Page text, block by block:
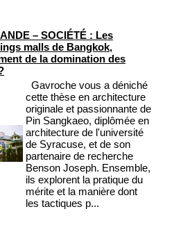
– SOCIÉTÉ : Les
malls de Bangkok,
de la domination des
Gavroche vous a déniché
cette thèse en architecture
originale et passionnante de
Pin Sangkaeo, diplômée en
architecture de l'université
de Syracuse, et de son
partenaire de recherche
Benson Joseph. Ensemble,
ils explorent la pratique du
mérite et la manière dont
les tactiques p...